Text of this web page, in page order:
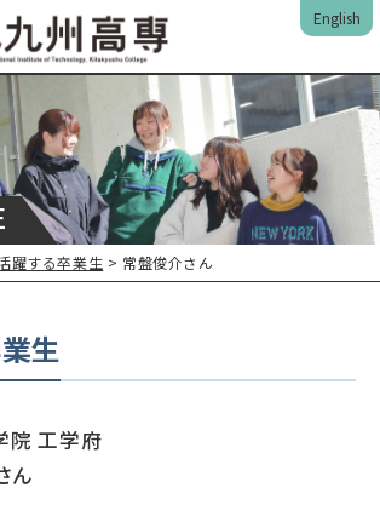
English
躍する卒業生 > 常盤俊介さん
生
院 工学府
ん